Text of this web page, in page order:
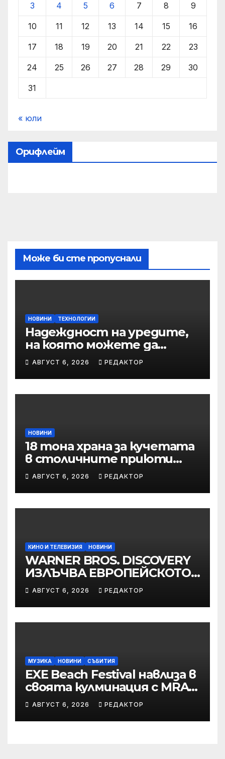
3 4 5 6 7 8 9
10 11 12 13 14 15 16
17 18 19 20 21 22 23
24 25 26 27 28 29 30
31
« юли
Орифлейм
Може би сте пропуснали
НОВИНИ ТЕХНОЛОГИИ
Надеждност на уредите,
на която можете да
разчитате
АВГУСТ 6, 2026 РЕДАКТОР
НОВИНИ
18 тона храна за кучетата
в столичните приюти
дари Kaufland за година и
половина
АВГУСТ 6, 2026 РЕДАКТОР
КИНО И ТЕЛЕВИЗИЯ НОВИНИ
WARNER BROS. DISCOVERY
ИЗЛЪЧВА ЕВРОПЕЙСКОТО
ПЪРВЕНСТВО ПО ЛЕКА
АТЛЕТИКА ПРЯКО ПО
ЕВРОСПОРТ И В НВО Мах
АВГУСТ 6, 2026 РЕДАКТОР
МУЗИКА НОВИНИ СЪБИТИЯ
EXE Beach Festival навлиза в
своята кулминация с MRAK,
Peggy Gou и Jamie Jones
АВГУСТ 6, 2026 РЕДАКТОР